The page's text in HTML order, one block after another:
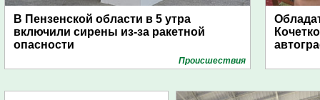
В Пензенской области в 5 утра
включили сирены из-за ракетной
опасности
Проиcшествия